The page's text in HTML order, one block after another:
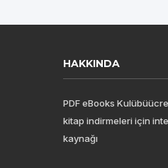
HAKKINDA
PDF eBooks
kitap indirmeleri için
kaynağı